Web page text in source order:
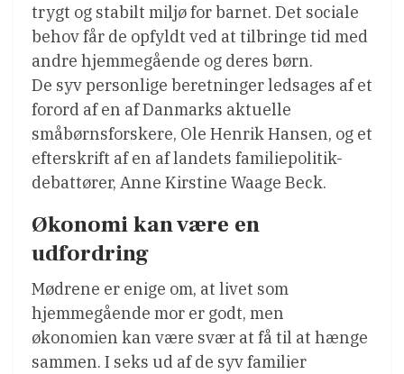
trygt og stabilt miljø for barnet. Det sociale
behov får de opfyldt ved at tilbringe tid med
andre hjemmegående og deres børn.
De syv personlige beretninger ledsages af et
forord af en af Danmarks aktuelle
småbørnsforskere, Ole Henrik Hansen, og et
efterskrift af en af landets familiepolitik-
debattører, Anne Kirstine Waage Beck.
Økonomi kan være en
udfordring
Mødrene er enige om, at livet som
hjemmegående mor er godt, men
økonomien kan være svær at få til at hænge
sammen. I seks ud af de syv familier